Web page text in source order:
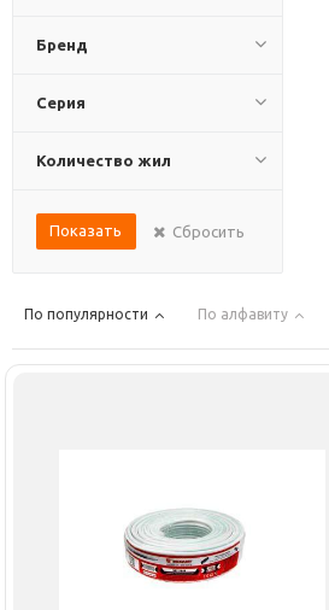
Бренд
Серия
Количество жил
Показать Сбросить
По популярности По алфавиту